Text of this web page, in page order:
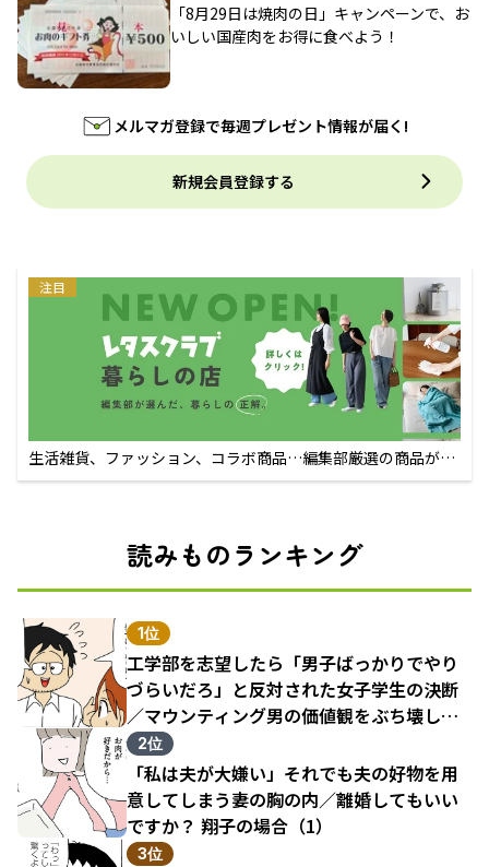
「8月29日は焼肉の日」キャンペーンで、お
いしい国産肉をお得に食べよう！
メルマガ登録で毎週プレゼント情報が届く!
新規会員登録する
注目
生活雑貨、ファッション、コラボ商品…編集部厳選の商品が買
えるECサイト
読みものランキング
1位
工学部を志望したら「男子ばっかりでやり
づらいだろ」と反対された女子学生の決断
／マウンティング男の価値観をぶち壊した
結果（1）
2位
「私は夫が大嫌い」それでも夫の好物を用
意してしまう妻の胸の内／離婚してもいい
ですか？ 翔子の場合（1）
3位